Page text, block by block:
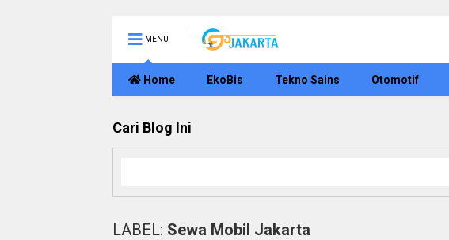
MENU
Home EkoBis Tekno Sains Otomotif
Cari Blog Ini
LABEL: Sewa Mobil Jakarta